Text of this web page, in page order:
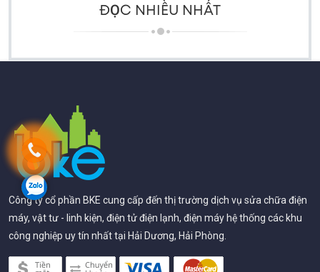
ĐỌC NHIỀU NHẤT
Công ty cổ phần BKE cung cấp đến thị trường dịch vụ sửa chữa điện
máy, vật tư - linh kiện, điện tử điện lạnh, điện máy hệ thống các khu
công nghiệp uy tín nhất tại Hải Dương, Hải Phòng.